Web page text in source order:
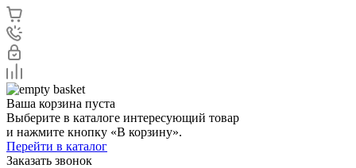
Ваша корзина пуста
Выберите в каталоге интересующий товар
и нажмите кнопку «В корзину».
Перейти в каталог
Заказать звонок